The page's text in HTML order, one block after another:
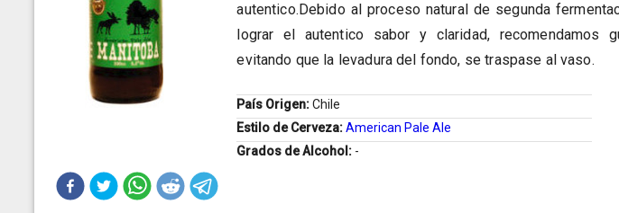
autentico.Debido al proceso natural de segunda
lograr el autentico sabor y claridad, recomendamos
evitando que la levadura del fondo, se traspase al vaso.
País Origen:Chile
Estilo de Cerveza:American Pale Ale
Grados de Alcohol: -